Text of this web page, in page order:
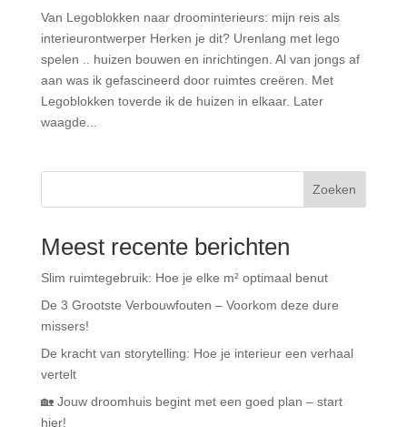
Van Legoblokken naar droominterieurs: mijn reis als
interieurontwerper Herken je dit? Urenlang met lego
spelen .. huizen bouwen en inrichtingen. Al van jongs af
aan was ik gefascineerd door ruimtes creëren. Met
Legoblokken toverde ik de huizen in elkaar. Later
waagde...
Zoeken
Meest recente berichten
Slim ruimtegebruik: Hoe je elke m² optimaal benut
De 3 Grootste Verbouwfouten – Voorkom deze dure
missers!
De kracht van storytelling: Hoe je interieur een verhaal
vertelt
🏡 Jouw droomhuis begint met een goed plan – start
hier!